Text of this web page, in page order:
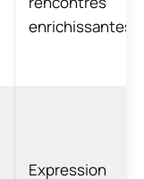
enrichissantes.
Expression